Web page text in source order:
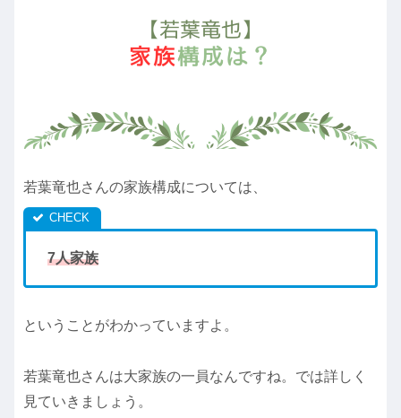
若葉竜也さんの家族構成については、
7人家族
ということがわかっていますよ。
若葉竜也さんは大家族の一員なんですね。では詳しく
見ていきましょう。